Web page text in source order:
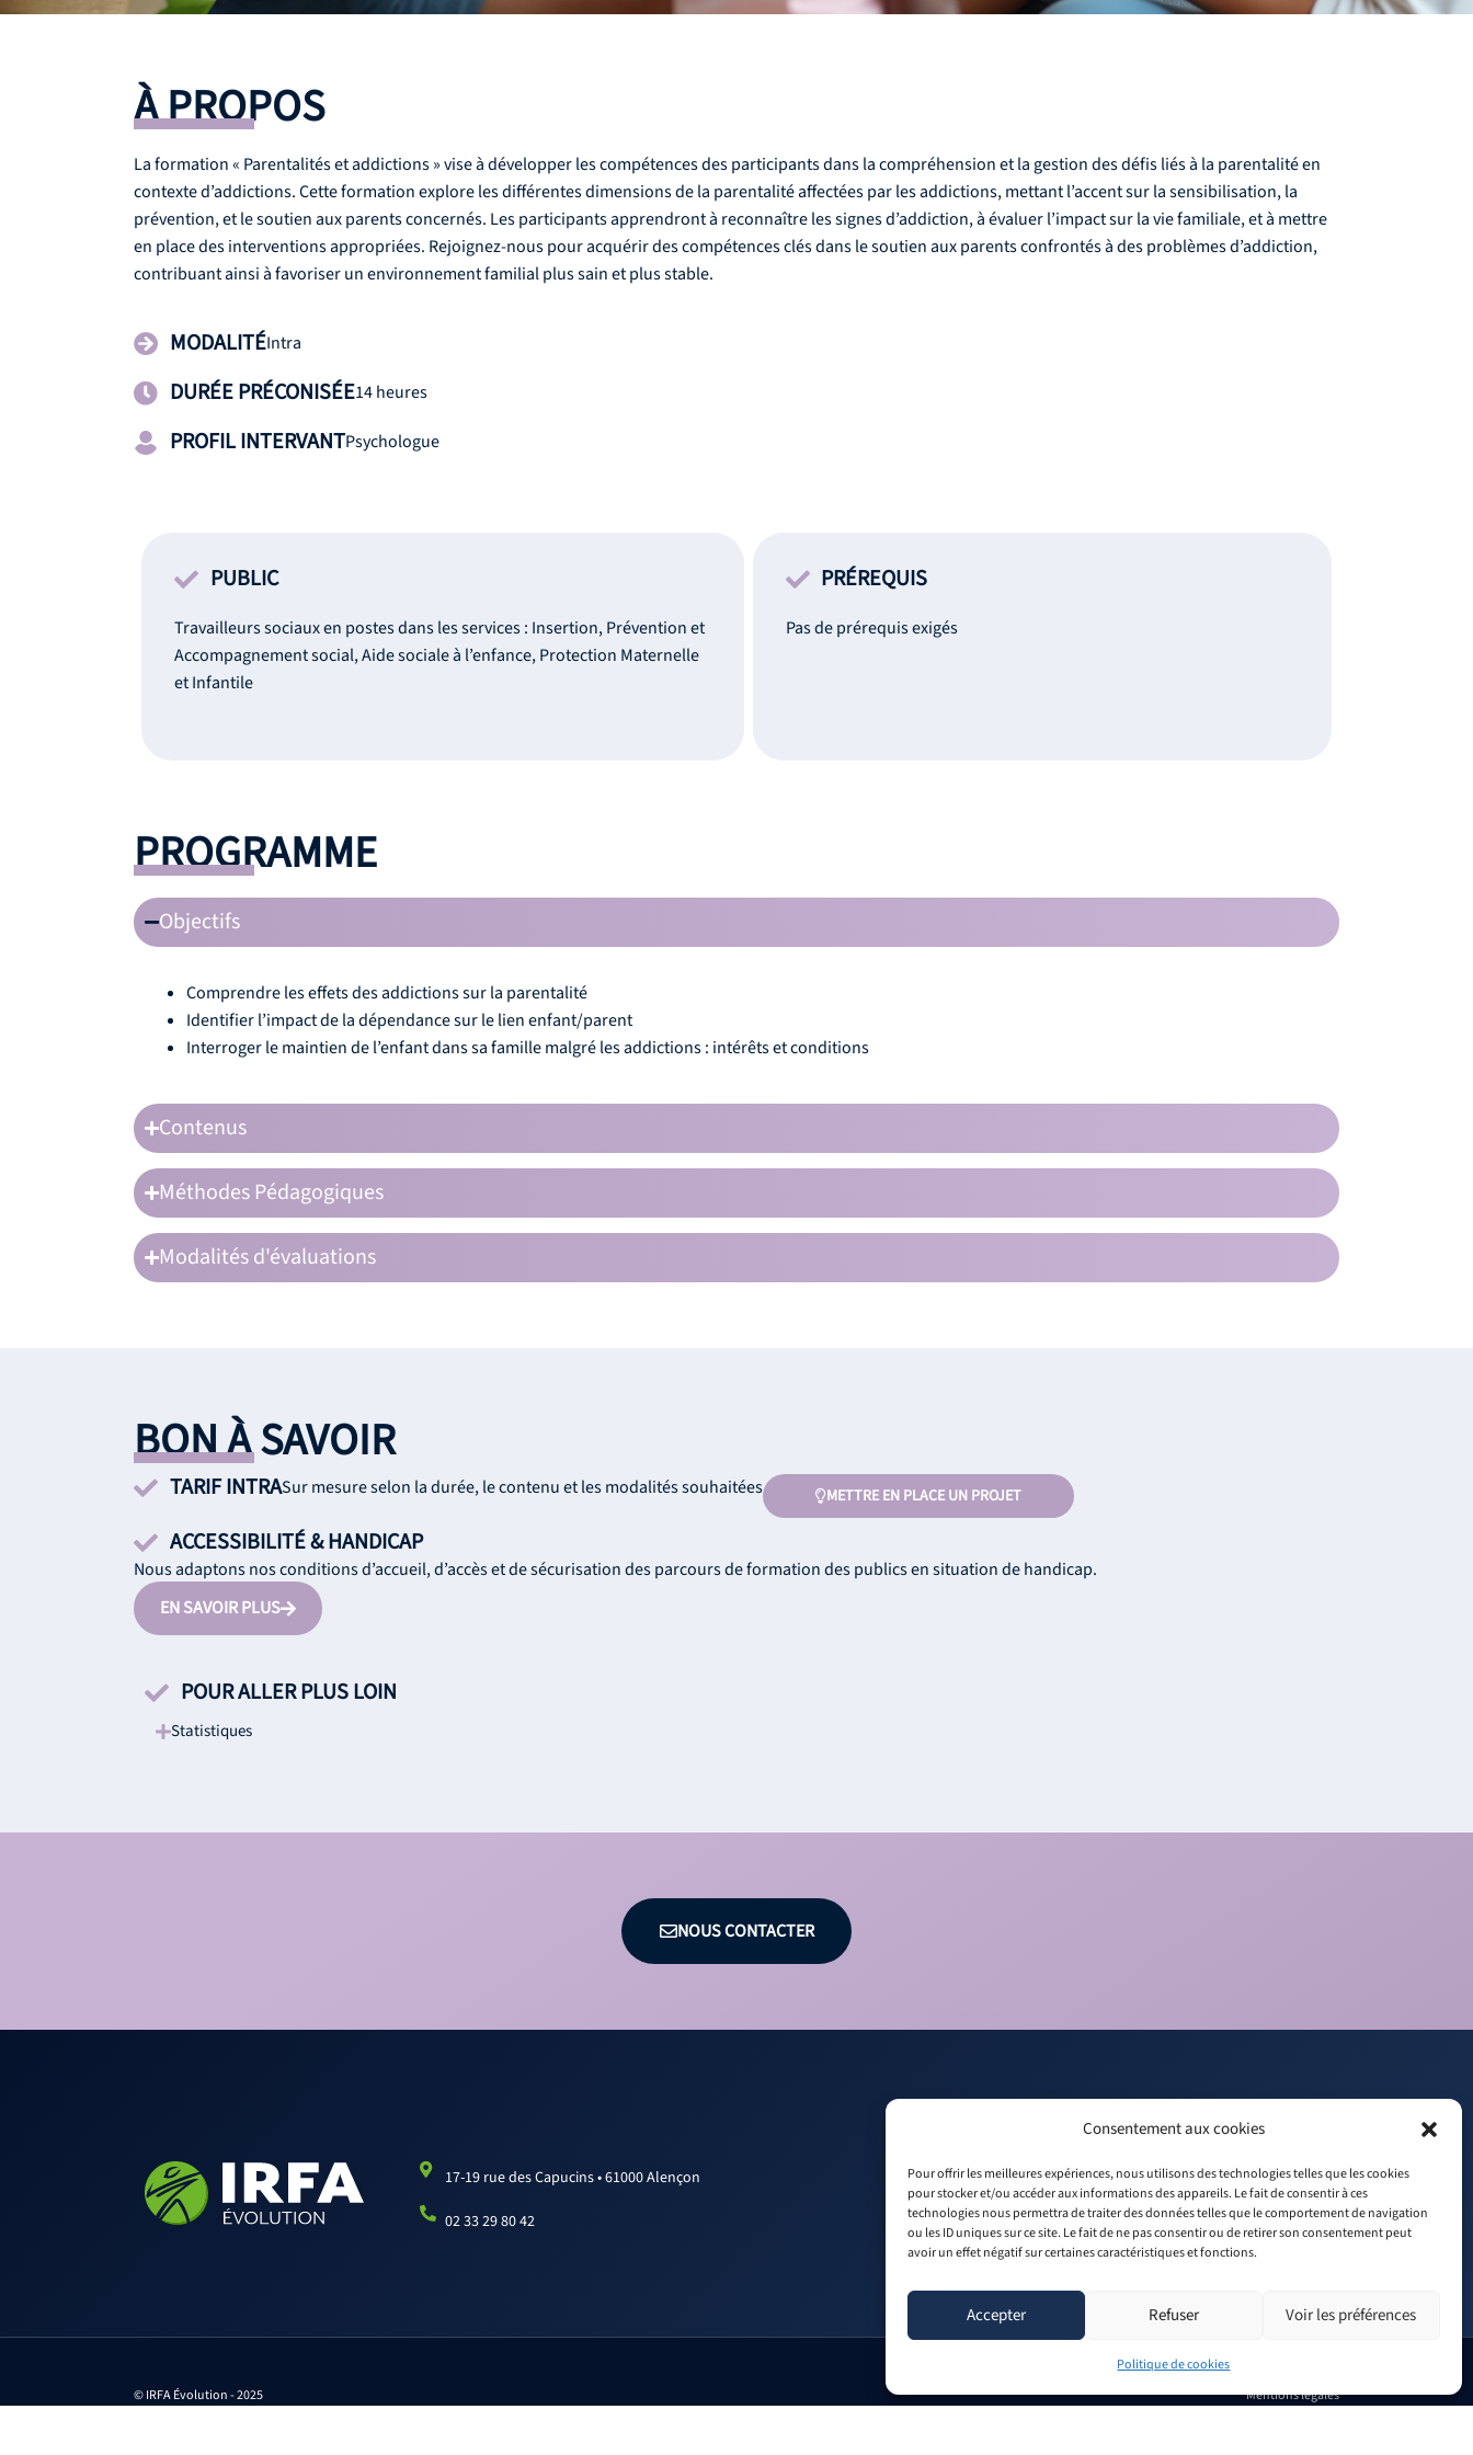
Consentement aux cookies
Pour offrir les meilleures expériences, nous utilisons des technologies telles que les cookies
pour stocker et/ou accéder aux informations des appareils. Le fait de consentir à ces
technologies nous permettra de traiter des données telles que le comportement de navigation
ou les ID uniques sur ce site. Le fait de ne pas consentir ou de retirer son consentement peut
avoir un effet négatif sur certaines caractéristiques et fonctions.
Accepter Refuser Voir les préférences
Politique de cookies
À PROPOS
La formation « Parentalités et addictions » vise à développer les compétences des participants dans la compréhension et la gestion des défis liés à la parentalité en
contexte d’addictions. Cette formation explore les différentes dimensions de la parentalité affectées par les addictions, mettant l’accent sur la sensibilisation, la
prévention, et le soutien aux parents concernés. Les participants apprendront à reconnaître les signes d’addiction, à évaluer l’impact sur la vie familiale, et à mettre
en place des interventions appropriées. Rejoignez-nous pour acquérir des compétences clés dans le soutien aux parents confrontés à des problèmes d’addiction,
contribuant ainsi à favoriser un environnement familial plus sain et plus stable.
MODALITÉIntra
DURÉE PRÉCONISÉE14 heures
PROFIL INTERVANTPsychologue
PUBLIC
Travailleurs sociaux en postes dans les services : Insertion, Prévention et
Accompagnement social, Aide sociale à l’enfance, Protection Maternelle
et Infantile
PRÉREQUIS
Pas de prérequis exigés
PROGRAMME
Objectifs
Comprendre les effets des addictions sur la parentalité
Identifier l’impact de la dépendance sur le lien enfant/parent
Interroger le maintien de l’enfant dans sa famille malgré les addictions : intérêts etconditions
Contenus
Méthodes Pédagogiques
Modalités d'évaluations
BON À SAVOIR
TARIF INTRASur mesure selon la durée, le contenu et les modalités souhaitées METTRE EN PLACE UN PROJET
ACCESSIBILITÉ & HANDICAP
Nous adaptons nos conditions d’accueil, d’accès et de sécurisation des parcours de formation des publics en situation de handicap.
EN SAVOIR PLUS
POUR ALLER PLUS LOIN
Statistiques
NOUS CONTACTER
17-19 rue des Capucins • 61000 Alençon
02 33 29 80 42
RECRUTEMENT L
i
n
k
e
F
a
c
e
o
k
© IRFA Évolution - 2025
Mentions légales